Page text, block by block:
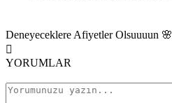
Deneyeceklere Afiyetler Olsuuuun 🌸
YORUMLAR